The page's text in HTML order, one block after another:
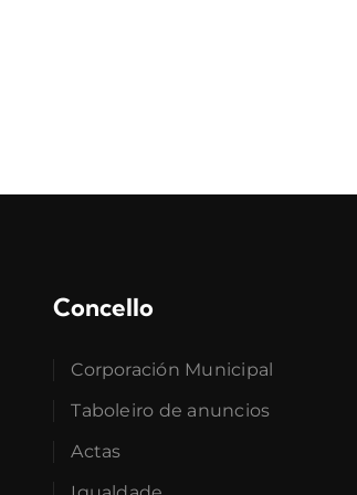
Concello
Corporación Municipal
Taboleiro de anuncios
Actas